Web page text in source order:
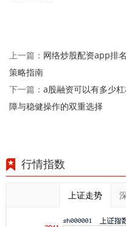
上一篇： 网络炒股配资app排
策略指南
下一篇： a股融资可以有多少
障与稳健操作的双重选择
行情指数
上证走势